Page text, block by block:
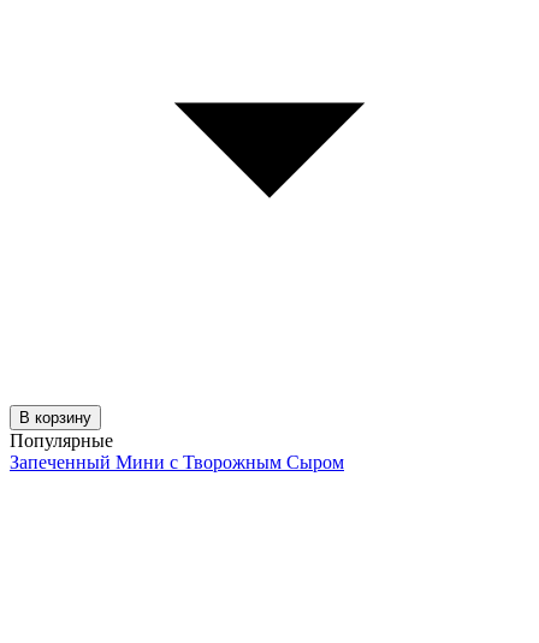
В корзину
Популярные
Запеченный Мини с Творожным Сыром